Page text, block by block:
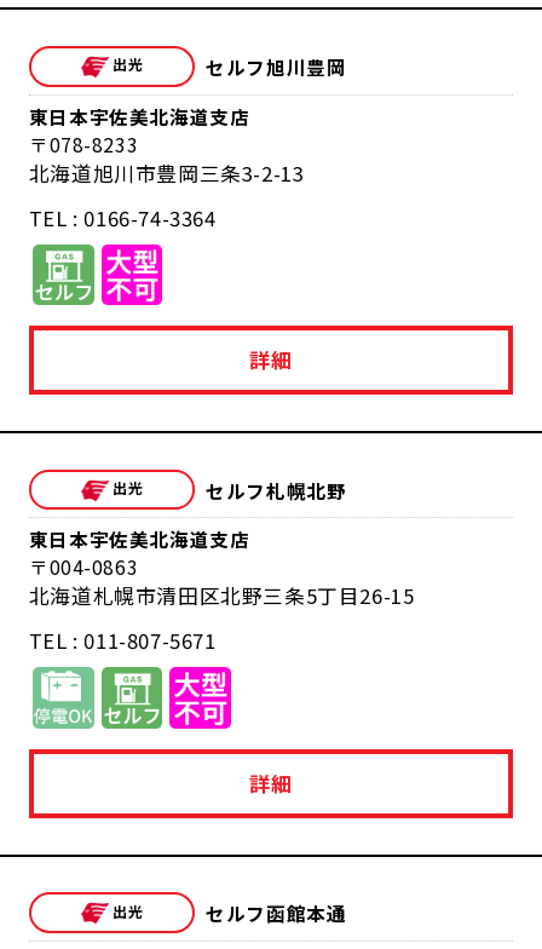
セルフ旭川豊岡
東日本宇佐美北海道支店
078-8233
北海道旭川市豊岡三条3-2-13
TEL : 0166-74-3364
詳細
セルフ札幌北野
東日本宇佐美北海道支店
004-0863
北海道札幌市清田区北野三条5丁目26-15
TEL : 011-807-5671
詳細
セルフ函館本通